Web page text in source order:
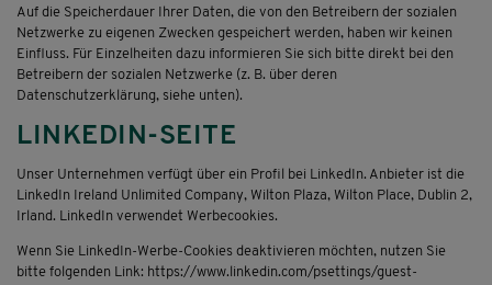
Auf die Speicherdauer Ihrer Daten, die von den Betreibern der sozialen
Netzwerke zu eigenen Zwecken gespeichert werden, haben wir keinen
Einfluss. Für Einzelheiten dazu informieren Sie sich bitte direkt bei den
Betreibern der sozialen Netzwerke (z. B. über deren
Datenschutzerklärung, siehe unten).
LINKEDIN-SEITE
Unser Unternehmen verfügt über ein Profil bei LinkedIn. Anbieter ist die
LinkedIn Ireland Unlimited Company, Wilton Plaza, Wilton Place, Dublin 2,
Irland. LinkedIn verwendet Werbecookies.
Wenn Sie LinkedIn-Werbe-Cookies deaktivieren möchten, nutzen Sie
bitte folgenden Link: https://www.linkedin.com/psettings/guest-